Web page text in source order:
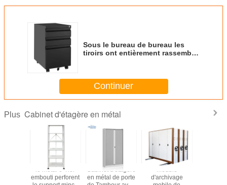
Sous le bureau de bureau les
tiroirs ont entièrement rassemblé
Continuer
Plus Cabinet d'étagère en métal
le métal 6-Tier
embouti perforent
Cabinet d'étagère
en métal de porte
d'archivage